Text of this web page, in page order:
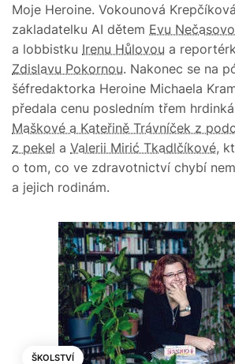
Moje Heroine. Vokounová
zakladatelku AI dětem Evu
a lobbistku Irenu Hůlovou a
Zdislavu Pokornou. Nakonec se na
šéfredaktorka Heroine Michaela
předala cenu posledním třem
Maškové a Kateřině Trávníček z
z pekel a Valerii Mirić Tkadlčíkové,
o tom, co ve zdravotnictví chybí
a jejich rodinám.
ŠKOLSTVÍ